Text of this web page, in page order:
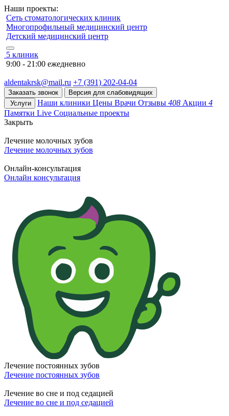
Наши проекты:
Сеть стоматологических клиник
Многопрофильный медицинский центр
Детский медицинский центр
5 клиник
9:00 - 21:00 ежедневно
aldentakrsk@mail.ru +7 (391) 202-04-04
Заказать звонок
Версия для слабовидящих
Услуги
Наши клиники Цены Врачи Отзывы 408 Акции 4
Памятки Live Социальные проекты
Закрыть
Лечение молочных зубов
Лечение молочных зубов
Онлайн-консультация
Онлайн консультация
Лечение постоянных зубов
Лечение постоянных зубов
Лечение во сне и под седацией
Лечение во сне и под седацией